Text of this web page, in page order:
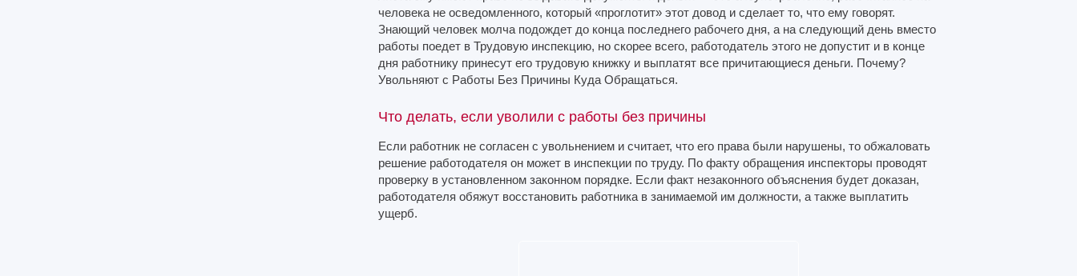
человека не осведомленного, который «проглотит» этот довод и сделает то, что ему говорят.
Знающий человек молча подождет до конца последнего рабочего дня, а на следующий день вместо
работы поедет в Трудовую инспекцию, но скорее всего, работодатель этого не допустит и в конце
дня работнику принесут его трудовую книжку и выплатят все причитающиеся деньги. Почему?
Увольняют с Работы Без Причины Куда Обращаться.
Что делать, если уволили с работы без причины
Если работник не согласен с увольнением и считает, что его права были нарушены, то обжаловать
решение работодателя он может в инспекции по труду. По факту обращения инспекторы проводят
проверку в установленном законном порядке. Если факт незаконного объяснения будет доказан,
работодателя обяжут восстановить работника в занимаемой им должности, а также выплатить
ущерб.